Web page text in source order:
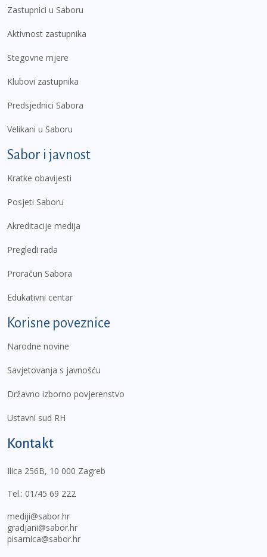
Zastupnici u Saboru
Aktivnost zastupnika
Stegovne mjere
Klubovi zastupnika
Predsjednici Sabora
Velikani u Saboru
Sabor i javnost
Kratke obavijesti
Posjeti Saboru
Akreditacije medija
Pregledi rada
Proračun Sabora
Edukativni centar
Korisne poveznice
Narodne novine
Savjetovanja s javnošću
Državno izborno povjerenstvo
Ustavni sud RH
Kontakt
Ilica 256B, 10 000 Zagreb
Tel.: 01/45 69 222
mediji@sabor.hr
gradjani@sabor.hr
pisarnica@sabor.hr